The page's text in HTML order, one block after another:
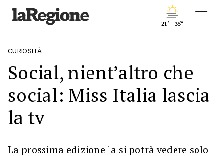
21° - 35°
CURIOSITÀ
Social, nient’altro che
social: Miss Italia lascia
la tv
La prossima edizione la si potrà vedere solo